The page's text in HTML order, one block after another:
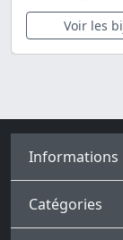
Voir les
Informations
Catégories